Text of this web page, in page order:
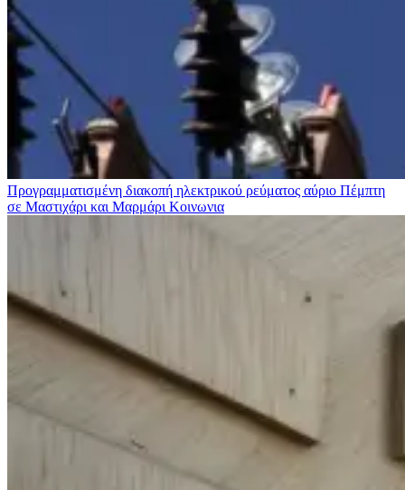
Προγραμματισμένη διακοπή ηλεκτρικού ρεύματος αύριο Πέμπτη
σε Μαστιχάρι και Μαρμάρι Κοινωνια